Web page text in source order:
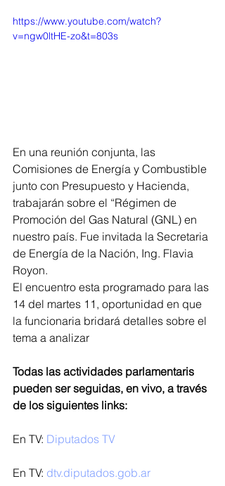
https://www.youtube.com/watch?
v=ngw0ltHE-zo&t=803s
En una reunión conjunta, las
Comisiones de Energía y Combustible
junto con Presupuesto y Hacienda,
trabajarán sobre el “Régimen de
Promoción del Gas Natural (GNL) en
nuestro país. Fue invitada la Secretaria
de Energía de la Nación, Ing. Flavia
Royon.
El encuentro esta programado para las
14 del martes 11, oportunidad en que
la funcionaria bridará detalles sobre el
tema a analizar
Todas las actividades parlamentaris
pueden ser seguidas, en vivo, a través
de los siguientes links:
En TV: Diputados TV
En TV: dtv.diputados.gob.ar